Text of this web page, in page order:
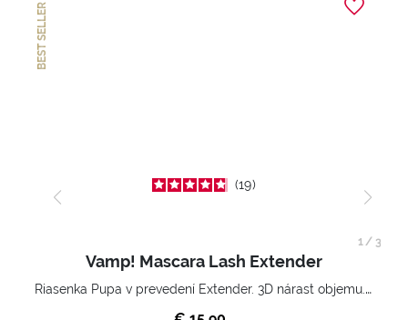
BEST SELLER
19
Vamp! Mascara Lash Extender
Riasenka Pupa v prevedení Extender. 3D nárast objemu. Nekonečne zhutnené a nadvihnuté riasy.
1/ 3